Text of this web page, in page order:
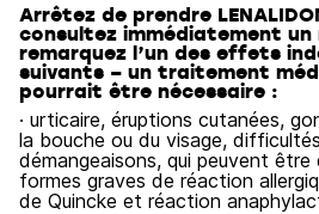
Arrêtez de prendre
consultez immédiatement un
remarquez l’un des effets
suivants – un traitement
pourrait être nécessaire :
· urticaire, éruptions cutanées,
la bouche ou du visage,
démangeaisons, qui peuvent
formes graves de réaction
de Quincke et réaction